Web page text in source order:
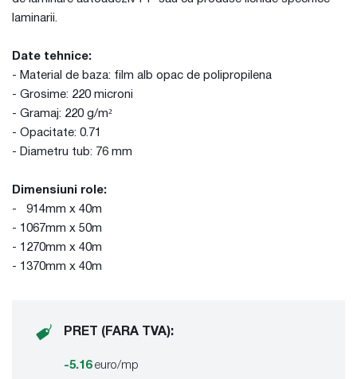
laminarii.
Date tehnice:
- Material de baza: film alb opac de polipropilena
- Grosime: 220 microni
- Gramaj: 220 g/m²
- Opacitate: 0.71
- Diametru tub: 76 mm
Dimensiuni role:
- 914mm x 40m
- 1067mm x 50m
- 1270mm x 40m
- 1370mm x 40m
PRET (FARA TVA):
-5.16euro/mp